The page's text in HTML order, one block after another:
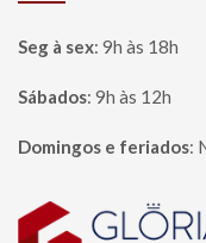
Seg à sex: 9h às 18h
Sábados: 9h às 12h
Domingos e feriados:
Página inicial